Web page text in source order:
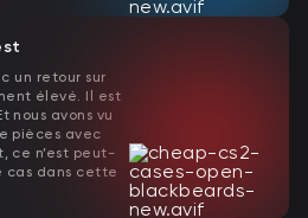
un retour sur
élevé. Il est
nous avons vu
pièces avec
ce n’est peut-
cas dans cette